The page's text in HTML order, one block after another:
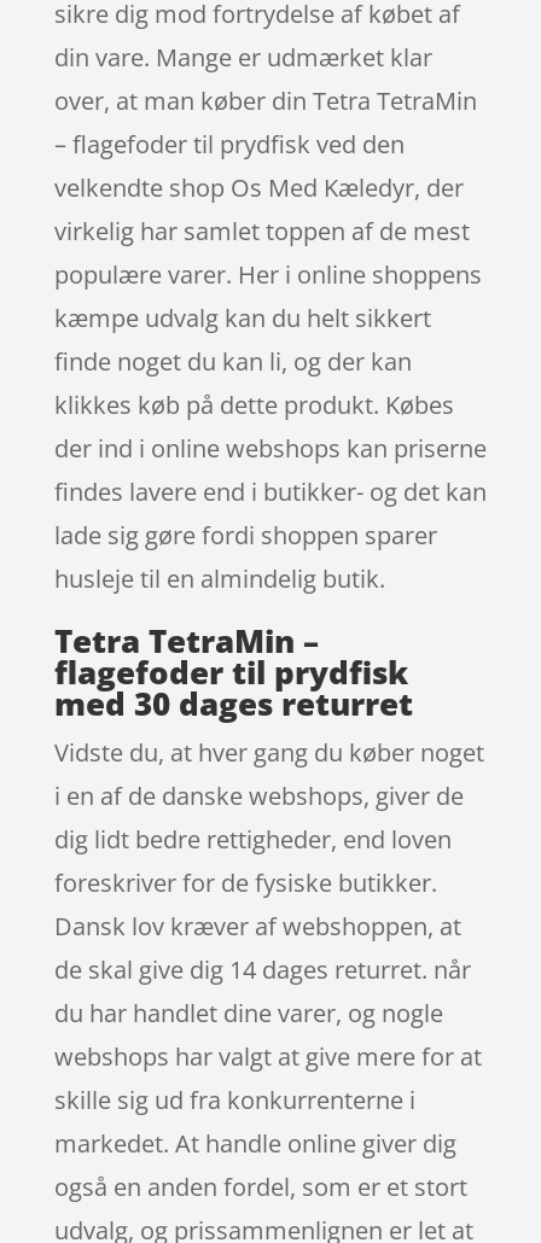
sikre dig mod fortrydelse af købet af
din vare. Mange er udmærket klar
over, at man køber din Tetra TetraMin
– flagefoder til prydfisk ved den
velkendte shop Os Med Kæledyr, der
virkelig har samlet toppen af de mest
populære varer. Her i online shoppens
kæmpe udvalg kan du helt sikkert
finde noget du kan li, og der kan
klikkes køb på dette produkt. Købes
der ind i online webshops kan priserne
findes lavere end i butikker- og det kan
lade sig gøre fordi shoppen sparer
husleje til en almindelig butik.
Tetra TetraMin –
flagefoder til prydfisk
med 30 dages returret
Vidste du, at hver gang du køber noget
i en af de danske webshops, giver de
dig lidt bedre rettigheder, end loven
foreskriver for de fysiske butikker.
Dansk lov kræver af webshoppen, at
de skal give dig 14 dages returret. når
du har handlet dine varer, og nogle
webshops har valgt at give mere for at
skille sig ud fra konkurrenterne i
markedet. At handle online giver dig
også en anden fordel, som er et stort
udvalg, og prissammenlignen er let at